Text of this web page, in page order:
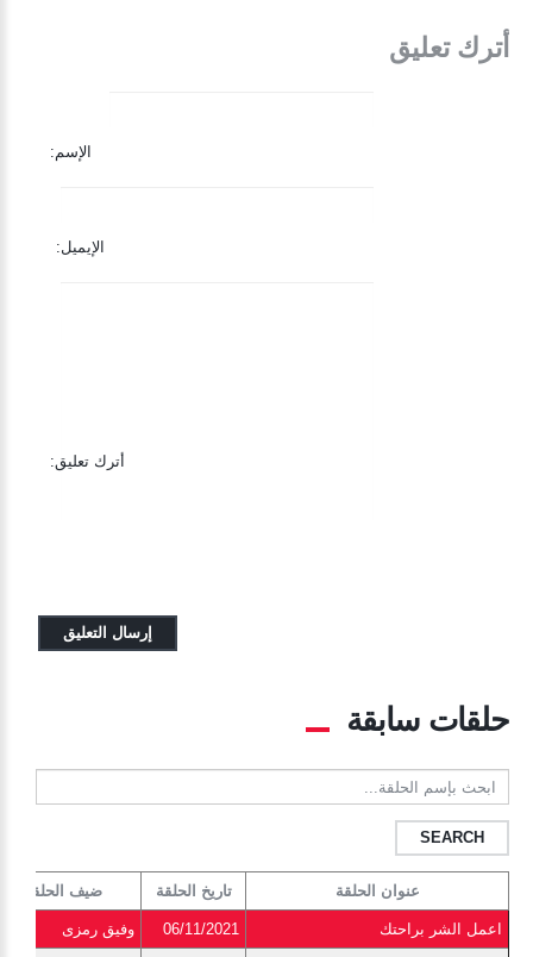
أترك تعليق
الإسم:
الإيميل:
أترك تعليق:
حلقات سابقة
ابحث
بإسم
الحلقة...
عنوان الحلقة تاريخ الحلقة ضيف الحلقة
اعمل الشر براحتك 06/11/2021 وفيق رمزى